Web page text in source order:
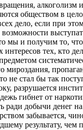
алкоголизм
обществом в
дело, если при
мы и получим то,
тех, кто
мироздания,
не стал бы так
разрушается
гибнет от
ради добычи денег
забывается,
результату, чем